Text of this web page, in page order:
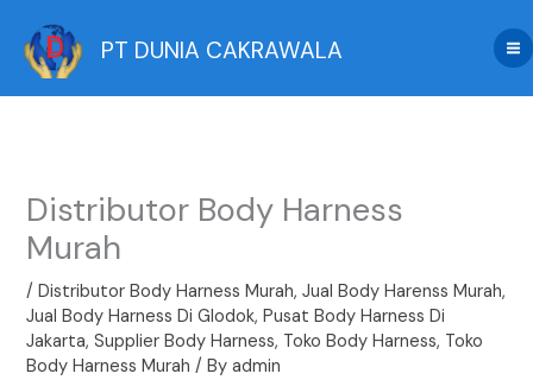
content
PT DUNIA CAKRAWALA
Distributor Body Harness
Murah
/Distributor Body Harness Murah,Jual Body Harenss Murah,
Jual Body Harness Di Glodok,Pusat Body Harness Di
Jakarta,Supplier Body Harness, Toko Body Harness, Toko
Body Harness Murah / Byadmin